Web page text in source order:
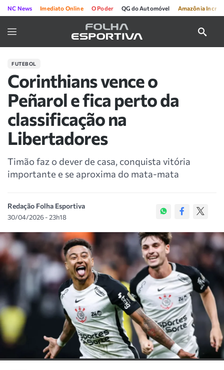
NC News Imediato Online O Poder QG do Automóvel Amazônia
FUTEBOL
Corinthians vence o
Peñarol e fica perto da
classificação na
Libertadores
Timão faz o dever de casa, conquista vitória
importante e se aproxima do mata-mata
Redação Folha Esportiva
30/04/2026 - 23h18